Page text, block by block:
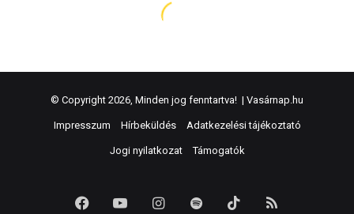
© Copyright 2026, Minden jog fenntartva! | Vasárnap.hu
Impresszum Hírbeküldés Adatkezelési tájékoztató
Jogi nyilatkozat Támogatók
FacebookYouTubeInstagram
Spotify TikTok